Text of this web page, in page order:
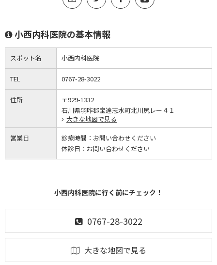
小西内科医院の基本情報
スポット名 小西内科医院
TEL 0767-28-3022
住所
〒929-1332
石川県羽咋郡宝達志水町北川尻レー４１
大きな地図で見る
営業日 診療時間： お問い合わせください
休診日： お問い合わせください
小西内科医院に行く前にチェック！
0767-28-3022
大きな地図で見る